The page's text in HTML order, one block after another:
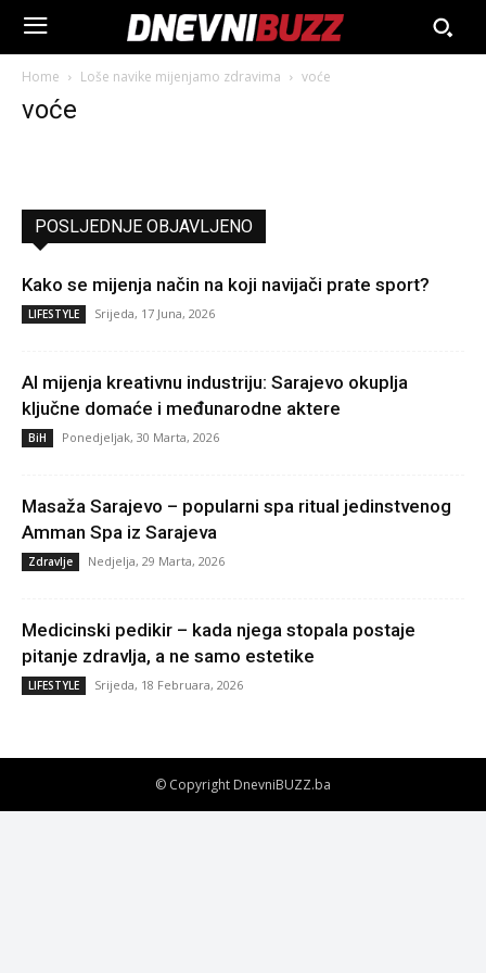
Home Loše navike mijenjamo zdravima voće
voće
POSLJEDNJE OBJAVLJENO
Kako se mijenja način na koji navijači prate sport?
LIFESTYLE Srijeda, 17 Juna, 2026
AI mijenja kreativnu industriju: Sarajevo okuplja
ključne domaće i međunarodne aktere
BiH Ponedjeljak, 30 Marta, 2026
Masaža Sarajevo – popularni spa ritual jedinstvenog
Amman Spa iz Sarajeva
Zdravlje Nedjelja, 29 Marta, 2026
Medicinski pedikir – kada njega stopala postaje
pitanje zdravlja, a ne samo estetike
LIFESTYLE Srijeda, 18 Februara, 2026
© Copyright DnevniBUZZ.ba